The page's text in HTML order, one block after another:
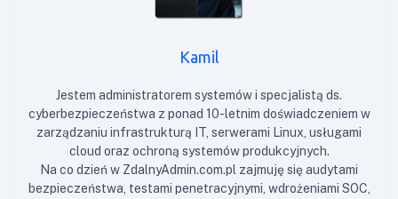
Kamil
Jestem administratorem systemów i specjalistą ds.
cyberbezpieczeństwa z ponad 10-letnim doświadczeniem w
zarządzaniu infrastrukturą IT, serwerami Linux, usługami
cloud oraz ochroną systemów produkcyjnych.
Na co dzień w ZdalnyAdmin.com.pl zajmuję się audytami
bezpieczeństwa, testami penetracyjnymi, wdrożeniami SOC,